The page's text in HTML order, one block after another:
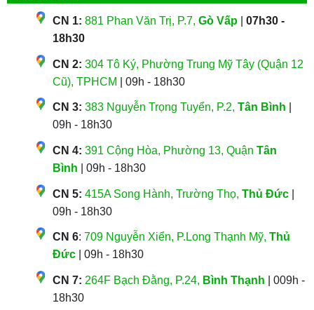
CN 1: 881 Phan Văn Trị, P.7, Gò Vấp| 07h30 -
18h30
CN 2: 304 Tô Ký, Phường Trung Mỹ Tây (Quận 12
Cũ), TPHCM
| 09h - 18h30
CN 3: 383 Nguyễn Trọng Tuyển, P.2, Tân Bình
09h - 18h30
CN 4: 391 Cộng Hòa, Phường 13, Quận Tân
Bình | 09h - 18h30
CN 5: 415A Song Hành, Trường Thọ, Thủ Đức|
09h - 18h30
CN 6: 709 Nguyễn Xiển, P.Long Thạnh Mỹ, Thủ
Đức| 09h - 18h30
CN 7: 264F Bạch Đằng, P.24, Bình Thạnh | 009h -
18h30